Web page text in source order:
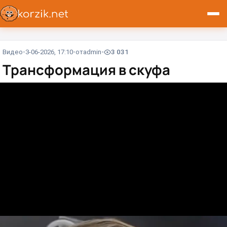
Видео 3-06-2026, 17:10 отadmin 3 031
Трансформация в скуфа